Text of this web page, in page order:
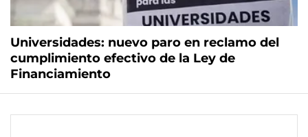
Universidades: nuevo paro en reclamo del
cumplimiento efectivo de la Ley de
Financiamiento